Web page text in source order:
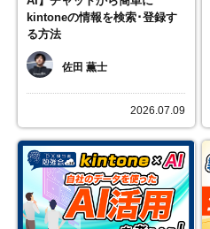
kintoneの情報を検索･登録す
る方法
佐田 薫士
2026.07.09